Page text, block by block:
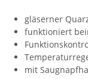
gläserner
funktioniert
mit